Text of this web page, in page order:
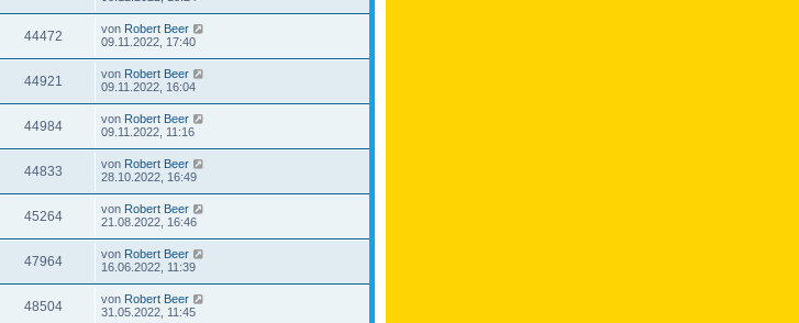
44472 von Robert Beer
09.11.2022, 17:40
44921 von Robert Beer
09.11.2022, 16:04
44984 von Robert Beer
09.11.2022, 11:16
44833 von Robert Beer
28.10.2022, 16:49
45264 von Robert Beer
21.08.2022, 16:46
47964 von Robert Beer
16.06.2022, 11:39
48504 von Robert Beer
31.05.2022, 11:45